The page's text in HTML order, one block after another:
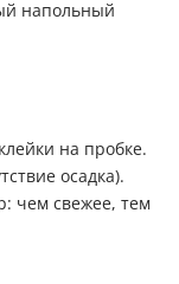
напольный
на пробке.
осадка).
чем свежее, тем